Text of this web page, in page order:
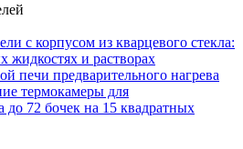
с корпусом из кварцевого стекла:
жидкостях и растворах
печи предварительного нагрева
термокамеры для
до 72 бочек на 15 квадратных